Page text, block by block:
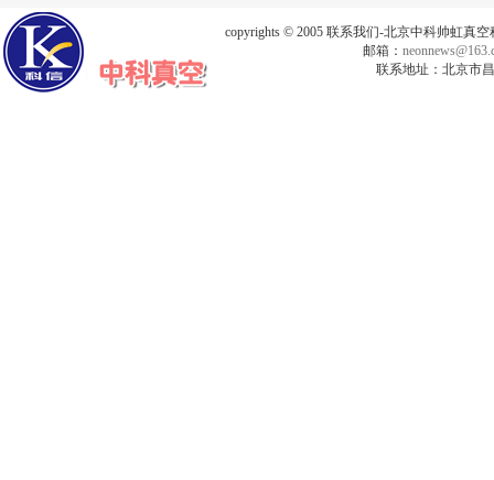
copyrights © 2005 联系我们-北京中科帅虹真
邮箱：
联系地址：北京市